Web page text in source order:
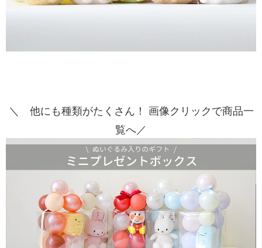
＼ 他にも種類がたくさん！ 画像クリックで商品一
覧へ／